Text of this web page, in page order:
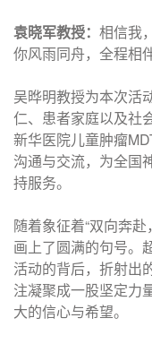
袁晓军教授： 相信我
你风雨同舟，全程相伴
吴晔明教授为本次活
仁、患者家庭以及社
新华医院儿童肿瘤
沟通与交流，为全国
持服务。
随着象征着“双向奔
画上了圆满的句号。
活动的背后，折射出
注凝聚成一股坚定力
大的信心与希望。